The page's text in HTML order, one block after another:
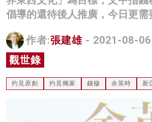
科技
影片
名家榜
灼見活動
倡導的還待後人推廣，今日更需
作者:張建雄 - 2021-08-06
觀世錄
灼見原創 灼見獨家 錢穆 余英時 新